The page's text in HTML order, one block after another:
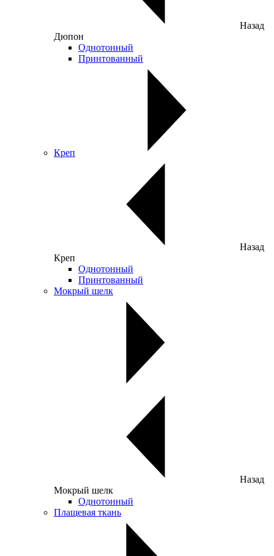
Назад
Дюпон
Однотонный
Принтованный
Креп
Назад
Креп
Однотонный
Принтованный
Мокрый шелк
Назад
Мокрый шелк
Однотонный
Плащевая ткань